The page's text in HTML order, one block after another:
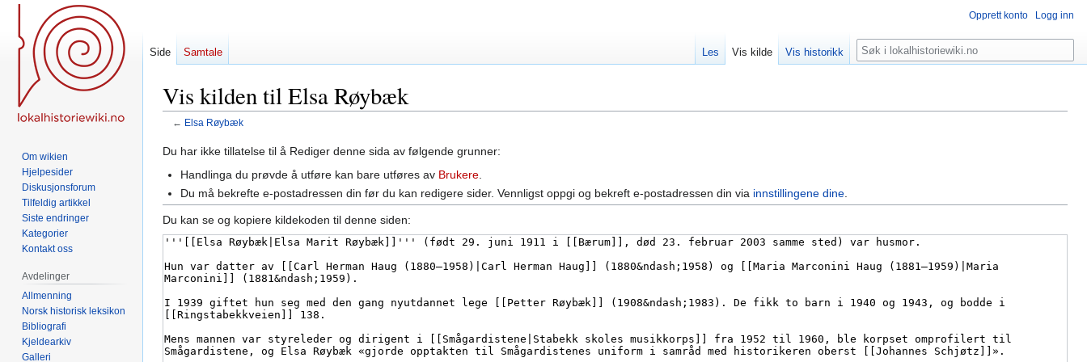
Vis kilden til Elsa Røybæk
← Elsa Røybæk
Hopp
navigering
Hopp
Du har ikke tillatelse til å Rediger denne sida av følgende grunner:
Handlinga du prøvde å utføre kan bare utføres av Brukere
Du må bekrefte e-postadressen din før du kan redigere sider. Vennligst oppgi og bekreft e-postadressen din via innstillingene dine
Du kan se og kopiere kildekoden til denne siden:
Opprett konto Logg inn
Side Samtale Les Vis kilde Vis historikk Søk
Om wikien
Hjelpesider
Diskusjonsforum
Tilfeldig artikkel
Siste endringer
Kategorier
Kontakt oss
Avdelinger
Allmenning
Norsk historisk leksikon
Bibliografi
Kjeldearkiv
Galleri